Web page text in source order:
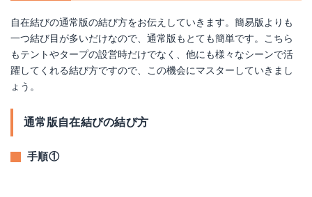
自在結びの通常版の結び方をお伝えしていきます。簡易版よりも
一つ結び目が多いだけなので、通常版もとても簡単です。こちら
もテントやタープの設営時だけでなく、他にも様々なシーンで活
躍してくれる結び方ですので、この機会にマスターしていきまし
ょう。
通常版自在結びの結び方
手順①